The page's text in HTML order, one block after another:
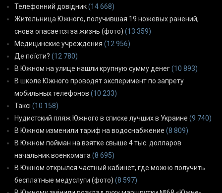
Телефонний довідник(14 668)
Жительница Южного, получившая 19 ножевых ранений,
снова опасается за жизнь (фото) (13 359)
Медицинские учреждения (12 956)
Де поїсти? (12 780)
В Южном на улице нашли крупную сумму денег(10 893)
В школе Южного проводят эксперимент по запрету
мобильных телефонов (10 233)
Таксі (10 158)
Нудистский пляж Южного в списке лучших в Украине (9 740)
В Южном изменили тариф на водоснабжение (8 809)
В Южном пойман на взятке свыше 4 тыс. долларов
начальник военкомата (8 695)
В Южном открылся частный кабинет, где можно получить
бесплатные медуслуги (фото) (8 597)